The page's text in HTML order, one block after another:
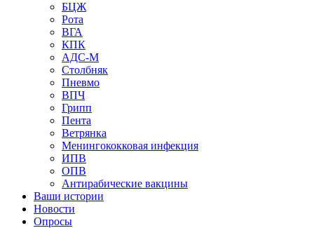
БЦЖ
Рота
ВГА
КПК
АДС-М
Столбняк
Пневмо
ВПЧ
Грипп
Пента
Ветрянка
Менингококковая инфекция
ИПВ
ОПВ
Антирабические вакцины
Ваши истории
Новости
Опросы